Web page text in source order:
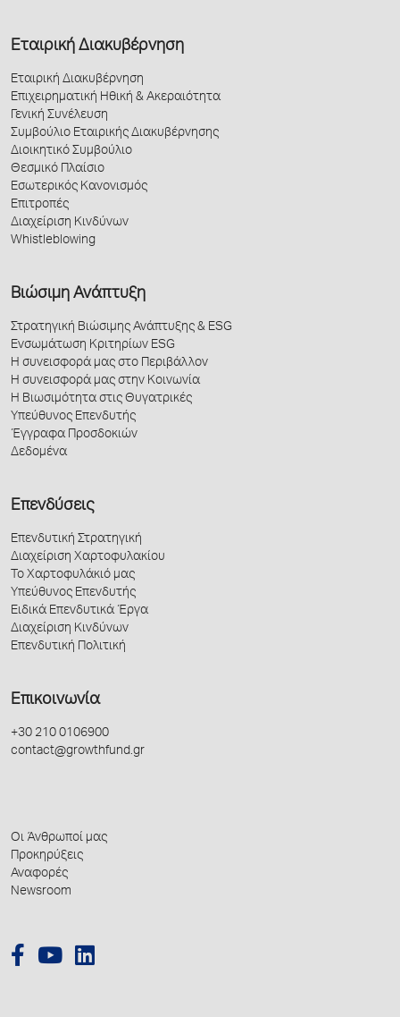
Εταιρική Διακυβέρνηση
Εταιρική Διακυβέρνηση
Επιχειρηματική Ηθική & Ακεραιότητα
Γενική Συνέλευση
Συμβούλιο Εταιρικής Διακυβέρνησης
Διοικητικό Συμβούλιο
Θεσμικό Πλαίσιο
Εσωτερικός Κανονισμός
Επιτροπές
Διαχείριση Κινδύνων
Whistleblowing
Βιώσιμη Ανάπτυξη
Στρατηγική Βιώσιμης Ανάπτυξης & ESG
Ενσωμάτωση Κριτηρίων ESG
Η συνεισφορά μας στο Περιβάλλον
Η συνεισφορά μας στην Κοινωνία
Η Βιωσιμότητα στις Θυγατρικές
Υπεύθυνος Επενδυτής
Έγγραφα Προσδοκιών
Δεδομένα
Επενδύσεις
Επενδυτική Στρατηγική
Διαχείριση Χαρτοφυλακίου
Το Χαρτοφυλάκιό μας
Υπεύθυνος Επενδυτής
Ειδικά Επενδυτικά Έργα
Διαχείριση Κινδύνων
Επενδυτική Πολιτική
Επικοινωνία
+30 210 0106900
contact@growthfund.gr
Οι Άνθρωποί μας
Προκηρύξεις
Αναφορές
Newsroom